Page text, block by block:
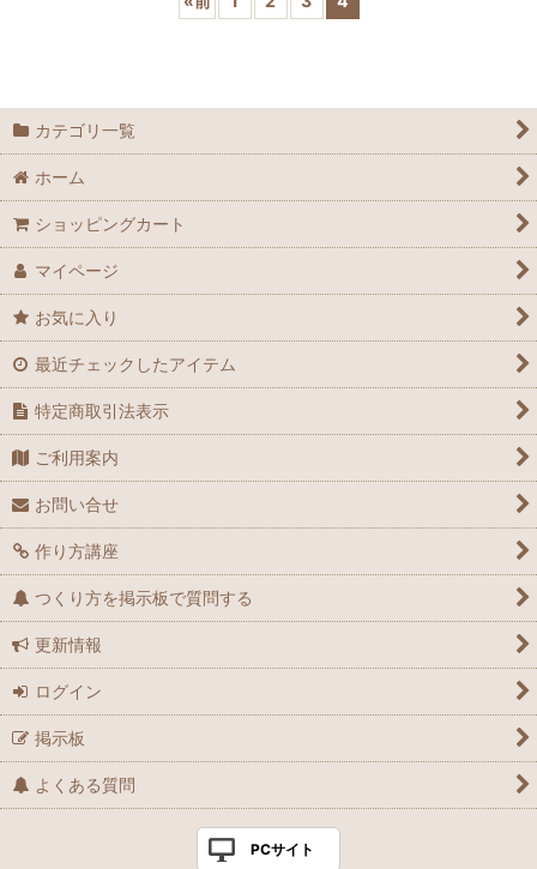
カテゴリ一覧
ホーム
ショッピングカート
マイページ
お気に入り
最近チェックしたアイテム
特定商取引法表示
ご利用案内
お問い合せ
作り方講座
つくり方を掲示板で質問する
更新情報
ログイン
掲示板
よくある質問
PCサイト